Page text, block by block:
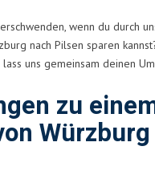
wenn du durch
nach Pilsen sparen
uns gemeinsam deinen
zu